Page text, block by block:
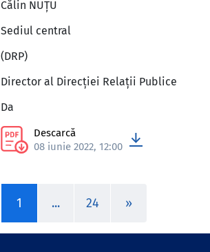
Călin NUȚU
Sediul central
(DRP)
Director al Direcției Relații Publice
Da
Descarcă
08 iunie 2022, 12:00
1 ... 24 »